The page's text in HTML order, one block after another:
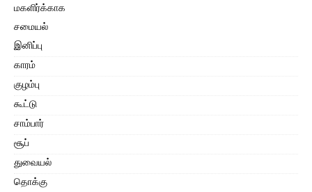
மகளிர்க்காக
சமையல்
இனிப்பு
காரம்
குழம்பு
கூட்டு
சாம்பார்
சூப்
துவையல்
தொக்கு